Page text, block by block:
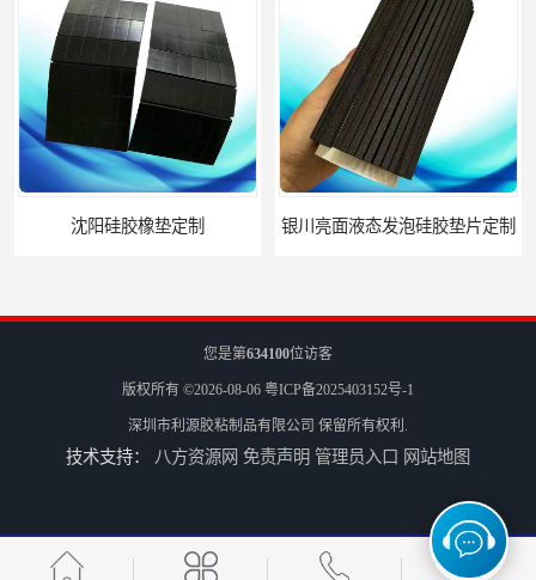
沈阳硅胶橡垫定制 银川亮面液态发泡硅胶垫片定制
银川PORON泡绵
您是第634100位访客
版权所有 ©2026-08-06 粤ICP备2025403152号-1
深圳市利源胶粘制品有限公司 保留所有权利.
技术支持： 八方资源网 免责声明 管理员入口 网站地图